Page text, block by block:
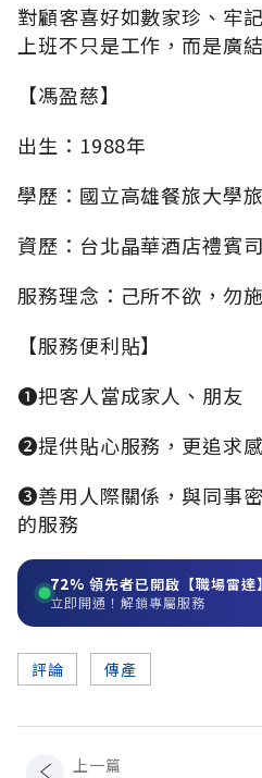
對顧客喜好如數家珍、牢
上班不只是工作，而是廣
【馮盈慈】
出生：1988年
學歷：國立高雄餐旅大學
資歷：台北晶華酒店禮賓
服務理念：己所不欲，勿
【服務便利貼】
➊把客人當成家人、朋友
➋提供貼心服務，更追求
➌善用人際關係，與同事
的服務
72% 領先者已開啟【職場雷達】
立即開通！解鎖專屬服務
評論 傳產
上一篇